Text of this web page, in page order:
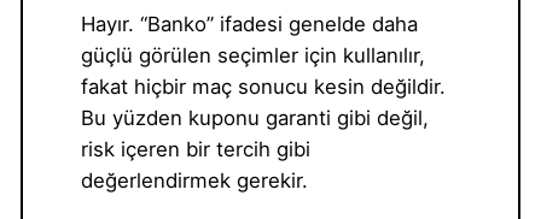
Hayır. “Banko” ifadesi genelde daha
güçlü görülen seçimler için kullanılır,
fakat hiçbir maç sonucu kesin değildir.
Bu yüzden kuponu garanti gibi değil,
risk içeren bir tercih gibi
değerlendirmek gerekir.